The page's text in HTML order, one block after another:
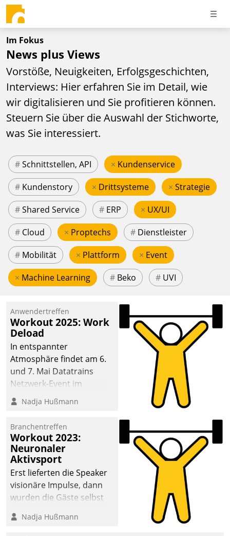
Im Fokus
News plus Views
Vorstöße, Neuigkeiten, Erfolgsgeschichten,
Interviews: Hier erfahren Sie im Detail, wie
wir digitalisieren und Sie profitieren können.
Steuern Sie über die Auswahl der Stichworte,
was Sie interessiert.
#Schnittstellen, API × Kundenservice
# Kundenstory × Drittsysteme × Strategie
#Shared Service # ERP × UX/UI
# Cloud × Proptechs # Dienstleister
# Mobilität × Plattform × Event
× Machine Learning # Beko # UVI
Anwendertreffen
Workout 2025: Work
Deload
In entspannter
Atmosphäre findet am 6.
und 7. Mai Datatrains
Netzwerk-Event im
Kunden- und Partnerkreis
statt. Zentrale Frage: Wie
Mammutprojekte
meistern und Workloads
wuppen – bei zunehmend
anspruchsvollen
Aufgaben und
abnehmendem
Nadja Hußmann
Branchentreffen
Workout 2023:
Neuronaler
Aktivsport
Erst lieferten die Speaker
visionäre Impulse, dann
wurden die Gäste selbst
methodisch
Nadja Hußmann